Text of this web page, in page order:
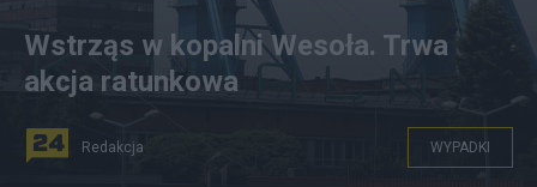
Wstrząs w kopalni Wesoła. Trwa
akcja ratunkowa
Redakcja WYPADKI